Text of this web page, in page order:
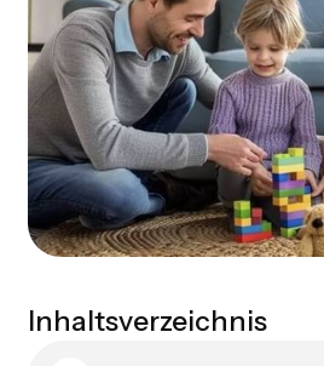
Inhaltsverzeichnis